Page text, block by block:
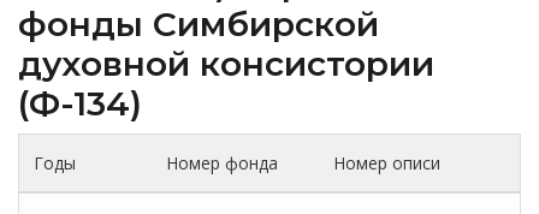
фонды Cимбирской
духовной консистории
(Ф-134)
Годы Номер фонда Номер описи